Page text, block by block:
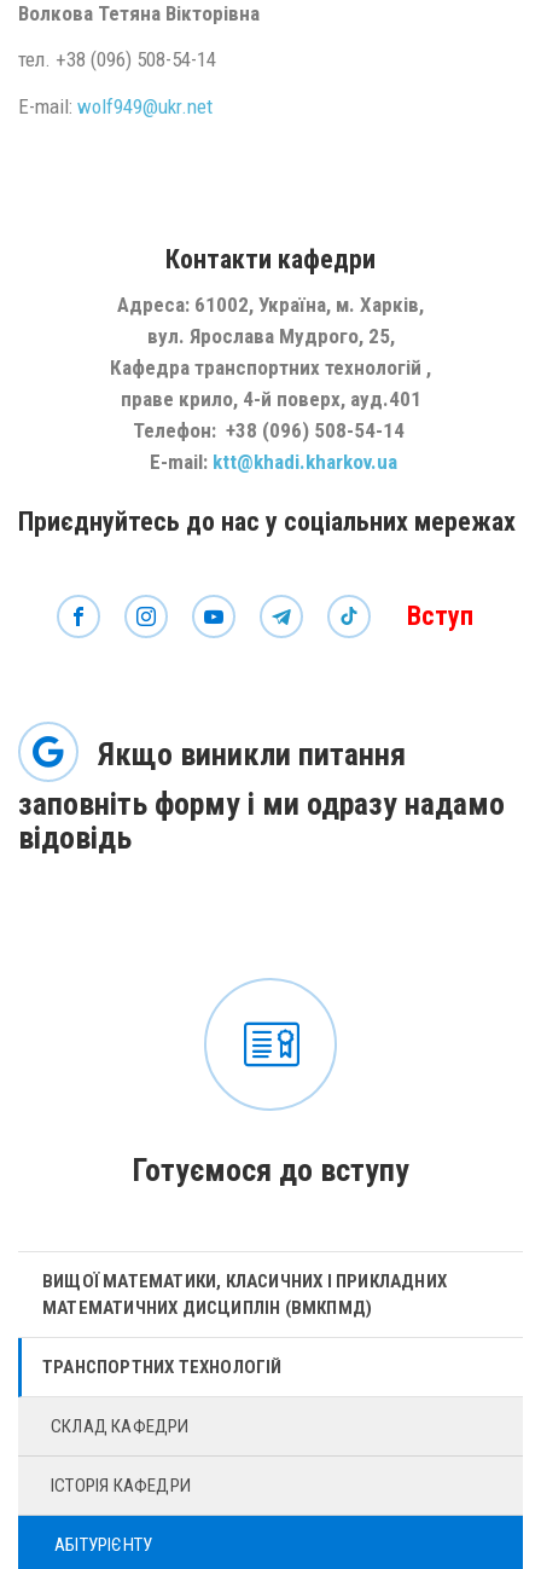
Волкова Тетяна Вікторівна
тел. +38 (096) 508-54-14
E-mail: wolf949@ukr.net
Контакти кафедри
Адреса: 61002, Україна, м. Харків,
вул. Ярослава Мудрого, 25,
Кафедра транспортних технологій ,
праве крило, 4-й поверх, ауд.401
Телефон: +38 (096) 508-54-14
E-mail: ktt@khadi.kharkov.ua
Приєднуйтесь до нас у соціальних мережах
Вступ
Якщо виникли питання
заповніть форму і ми одразу надамо
відовідь
Готуємося до вступу
ВИЩОЇ МАТЕМАТИКИ, КЛАСИЧНИХ І ПРИКЛАДНИХ
МАТЕМАТИЧНИХ ДИСЦИПЛІН (ВМКПМД)
ТРАНСПОРТНИХ ТЕХНОЛОГІЙ
СКЛАД КАФЕДРИ
ІСТОРІЯ КАФЕДРИ
АБІТУРІЄНТУ